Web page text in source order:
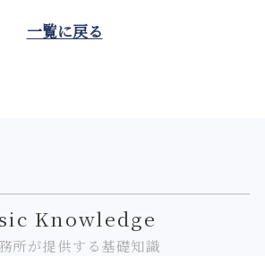
一覧に戻る
Knowledge
所が提供する基礎知識